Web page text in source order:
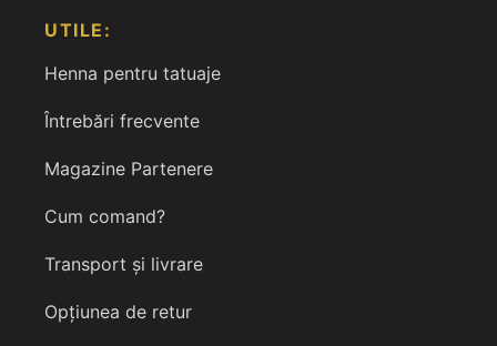
UTILE:
Henna pentru tatuaje
Întrebări frecvente
Magazine Partenere
Cum comand?
Transport și livrare
Opțiunea de retur